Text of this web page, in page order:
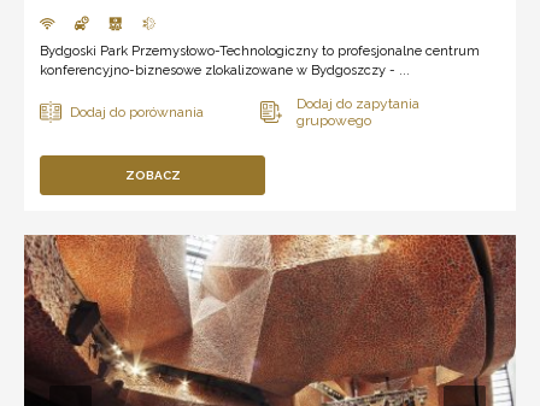
Bydgoski Park Przemysłowo-Technologiczny to profesjonalne centrum
konferencyjno-biznesowe zlokalizowane w Bydgoszczy - ...
ZOBACZ